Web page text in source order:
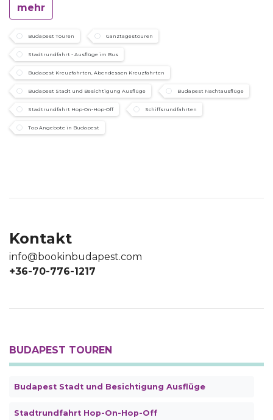
mehr
Budapest Touren Ganztagestouren
Stadtrundfahrt - Ausflüge im Bus
Budapest Kreuzfahrten, Abendessen Kreuzfahrten
Budapest Stadt und Besichtigung Ausflüge Budapest Nachtausflüge
Stadtrundfahrt Hop-On-Hop-Off Schiffsrundfahrten
Top Angebote in Budapest
Kontakt
info@bookinbudapest.com
+36-70-776-1217
BUDAPEST TOUREN
Budapest Stadt und Besichtigung Ausflüge
Stadtrundfahrt Hop-On-Hop-Off